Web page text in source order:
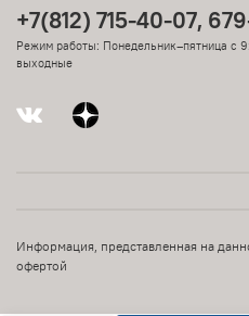
+7(812) 715-40-07,
Режим работы: Понедельник–пятница с
выходные
Информация, представленная на
офертой